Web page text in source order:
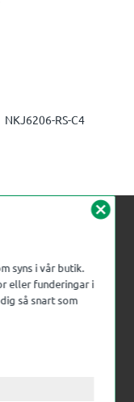
NKJ6206-RS-C4
cancel
syns i vår butik.
eller funderingar i
så snart som